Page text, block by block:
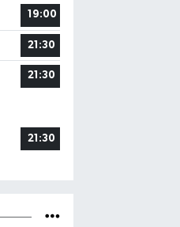
19:00
21:30
21:30
21:30